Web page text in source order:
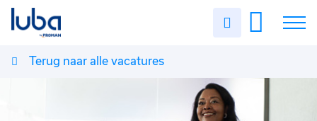
Uren
Vacatures
Terug naar alle vacatures